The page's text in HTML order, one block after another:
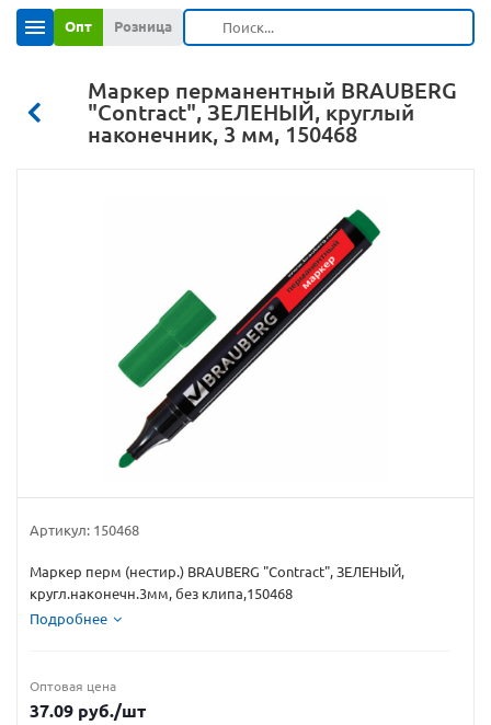
Опт Розница
Маркер перманентный BRAUBERG
"Contract", ЗЕЛЕНЫЙ, круглый
наконечник, 3 мм, 150468
Артикул: 150468
Маркер перм (нестир.) BRAUBERG "Contract", ЗЕЛЕНЫЙ,
кругл.наконечн.3мм, без клипа,150468
Подробнее
Оптовая цена
37.09 руб./шт